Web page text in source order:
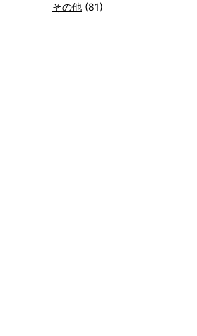
その他 (81)